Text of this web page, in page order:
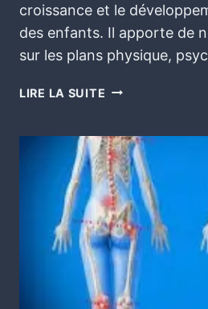
croissance et le
des enfants. Il apporte de
sur les plans physique,
LIRE LA SUITE